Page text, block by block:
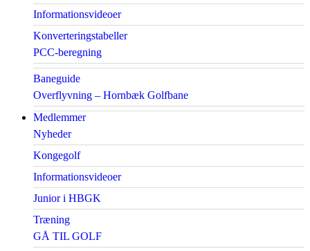
Informationsvideoer
Konverteringstabeller
PCC-beregning
Baneguide
Overflyvning – Hornbæk Golfbane
Medlemmer
Nyheder
Kongegolf
Informationsvideoer
Junior i HBGK
Træning
GÅ TIL GOLF